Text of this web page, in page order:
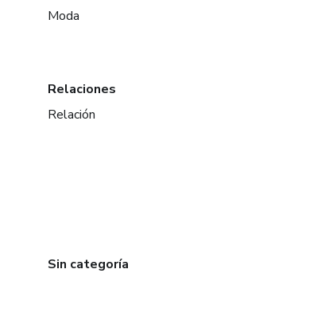
Moda
Relaciones
Relación
Sin categoría